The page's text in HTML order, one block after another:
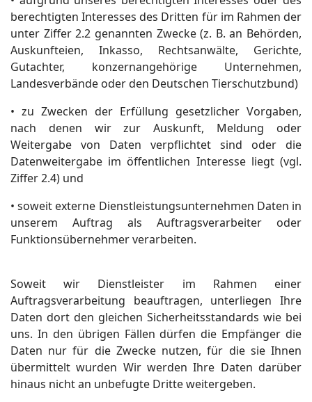
berechtigten Interesses des Dritten für im Rahmen der
unter Ziffer 2.2 genannten Zwecke (z. B. an Behörden,
Auskunfteien, Inkasso, Rechtsanwälte, Gerichte,
Gutachter, konzernangehörige Unternehmen,
Landesverbände oder den Deutschen Tierschutzbund)
• zu Zwecken der Erfüllung gesetzlicher Vorgaben,
nach denen wir zur Auskunft, Meldung oder
Weitergabe von Daten verpflichtet sind oder die
Datenweitergabe im öffentlichen Interesse liegt (vgl.
Ziffer 2.4) und
• soweit externe Dienstleistungsunternehmen Daten in
unserem Auftrag als Auftragsverarbeiter oder
Funktionsübernehmer verarbeiten.
Soweit wir Dienstleister im Rahmen einer
Auftragsverarbeitung beauftragen, unterliegen Ihre
Daten dort den gleichen Sicherheitsstandards wie bei
uns. In den übrigen Fällen dürfen die Empfänger die
Daten nur für die Zwecke nutzen, für die sie Ihnen
übermittelt wurden Wir werden Ihre Daten darüber
hinaus nicht an unbefugte Dritte weitergeben.